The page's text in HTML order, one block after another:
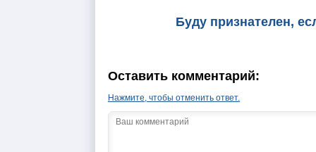
Буду признателен,
Оставить комментарий:
Нажмите, чтобы отменить ответ.